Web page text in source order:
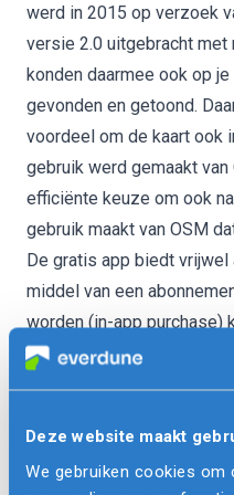
Deze website maakt
We gebruiken cookies
werd in 2015 op verzoek
versie 2.0 uitgebracht met
konden daarmee ook op
gevonden en getoond.
voordeel om de kaart ook
gebruik werd gemaakt
efficiënte keuze om ook
gebruik maakt van OSM
De gratis app biedt
middel van een
worden (in-app purchase)
landen van Europa offline
advertenties
Navigatie en in-app
van functionaliteiten die